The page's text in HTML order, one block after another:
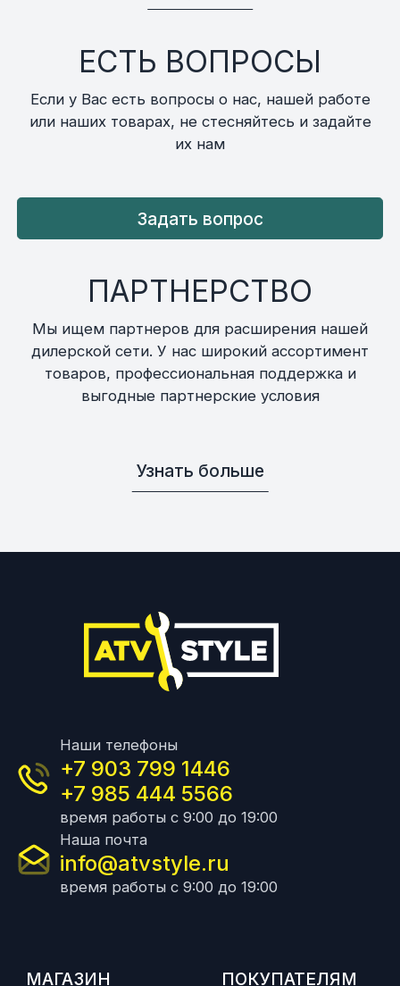
ЕСТЬ ВОПРОСЫ
Если у Вас есть вопросы о нас, нашей работе
или наших товарах, не стесняйтесь и задайте
их нам
Задать вопрос
ПАРТНЕРСТВО
Мы ищем партнеров для расширения нашей
дилерской сети. У нас широкий ассортимент
товаров, профессиональная поддержка и
выгодные партнерские условия
Узнать больше
Наши телефоны
+7 903 799 1446
+7 985 444 5566
время работы с 9:00 до 19:00
Наша почта
info@atvstyle.ru
время работы с 9:00 до 19:00
МАГАЗИН ПОКУПАТЕЛЯМ